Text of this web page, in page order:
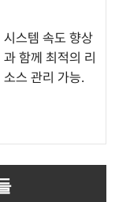
시스템 속도 향상
과 함께 최적의 리
소스 관리 가능.